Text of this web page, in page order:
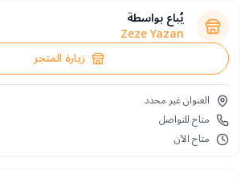
يُباع بواسطة
Zeze Yazan
زيارة المتجر
العنوان غير محدد
متاح للتواصل
متاح الآن